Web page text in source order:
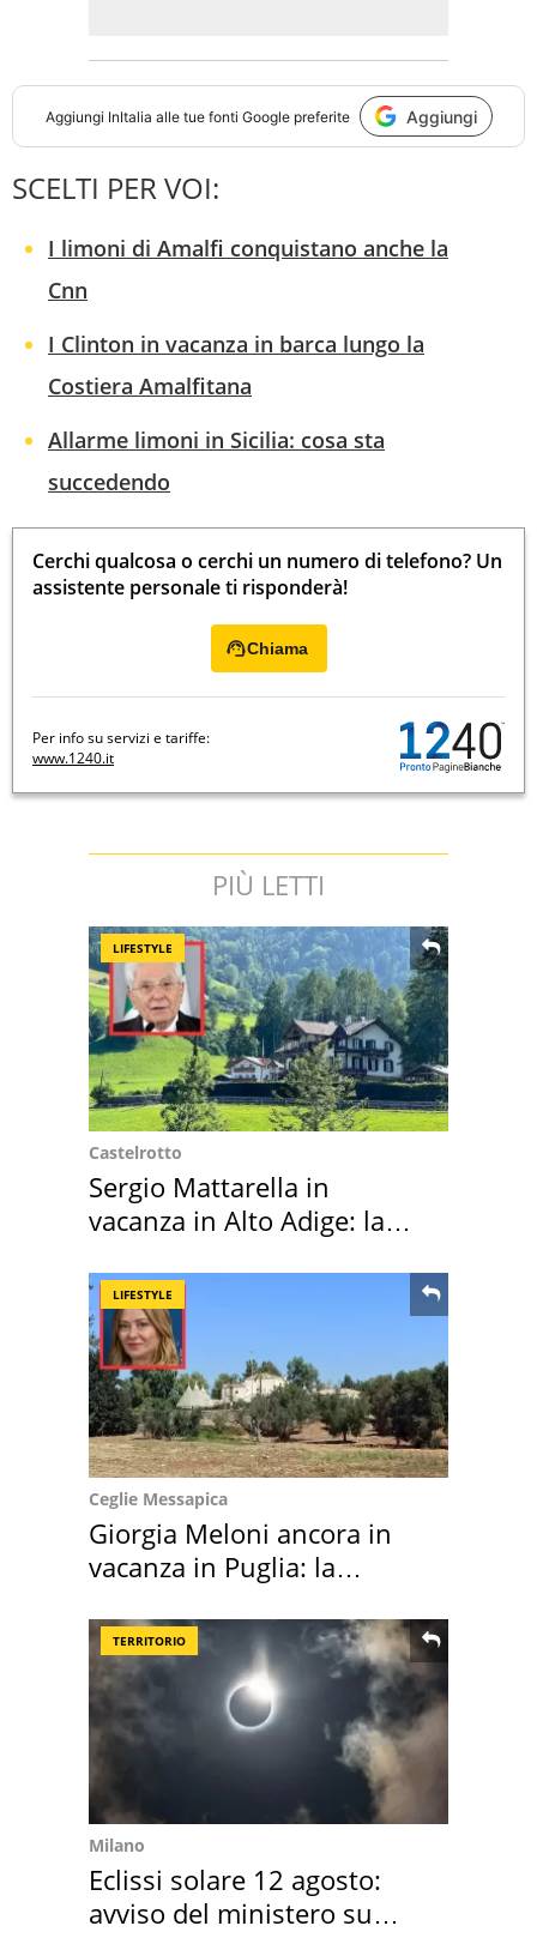
Aggiungi InItalia alle tue fonti Google preferite Aggiungi
SCELTI PER VOI:
I limoni di Amalfi conquistano anche la
Cnn
I Clinton in vacanza in barca lungo la
Costiera Amalfitana
Allarme limoni in Sicilia: cosa sta
succedendo
Cerchi qualcosa o cerchi un numero di telefono? Un
assistente personale ti risponderà!
Chiama
Per info su servizi e tariffe:
www.1240.it
PIÙ LETTI
LIFESTYLE
Castelrotto
Sergio Mattarella in
vacanza in Alto Adige: la
LIFESTYLE
Ceglie Messapica
Giorgia Meloni ancora in
vacanza in Puglia: la
TERRITORIO
Milano
Eclissi solare 12 agosto:
avviso del ministero su